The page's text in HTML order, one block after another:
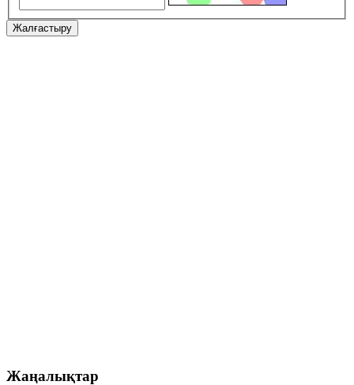
Жалғастыру
Жаңалықтар